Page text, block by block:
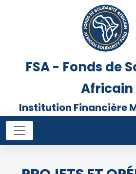
FSA - Fonds de
Africain
Institution Financière